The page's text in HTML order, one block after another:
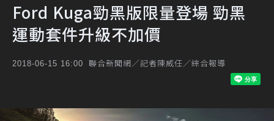
Ford Kuga勁黑版限量登場 勁黑
運動套件升級不加價
2018-06-15 16:00 聯合新聞網／記者陳威任／綜合報導